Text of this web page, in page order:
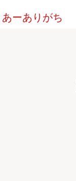
あーありがち